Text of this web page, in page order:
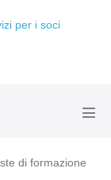
per i soci
di formazione